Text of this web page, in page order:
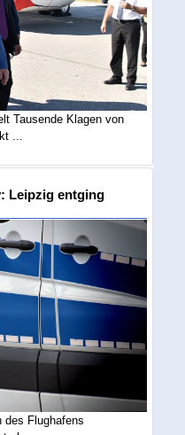
Tausende Klagen von
...
Leipzig entging
des Flughafens